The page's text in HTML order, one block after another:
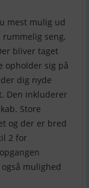
mest mulig ud
seng,
bliver taget
opholder sig på
dig nyde
Den inkluderer
Store
og der er bred
2 for
mulighed